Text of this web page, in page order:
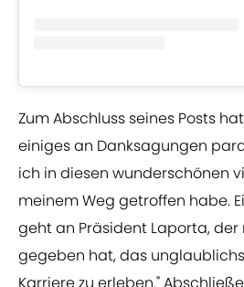
Zum Abschluss seines Posts
einiges an Danksagungen
ich in diesen wunderschönen
meinem Weg getroffen habe.
geht an Präsident Laporta,
gegeben hat, das